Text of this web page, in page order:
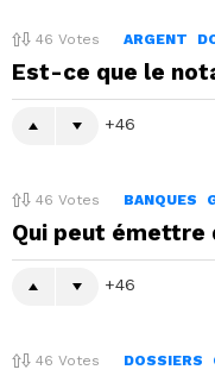
46 Votes ARGENT
Est-ce que le
46
46 Votes BANQUES
Qui peut
46
46 Votes DOSSIERS